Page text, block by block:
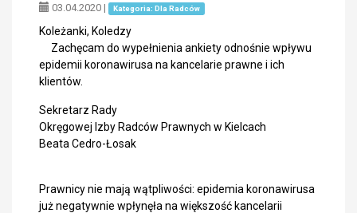
03.04.2020 | Kategoria: Dla Radców
Koleżanki, Koledzy
Zachęcam do wypełnienia ankiety odnośnie wpływu
epidemii koronawirusa na kancelarie prawne i ich
klientów.
Sekretarz Rady
Okręgowej Izby Radców Prawnych w Kielcach
Beata Cedro-Łosak
Prawnicy nie mają wątpliwości: epidemia koronawirusa
już negatywnie wpłynęła na większość kancelarii